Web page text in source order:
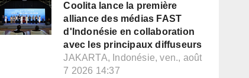
Coolita lance la première
alliance des médias FAST
d'Indonésie en collaboration
avec les principaux diffuseurs
JAKARTA, Indonésie, ven., août
7 2026 14:37